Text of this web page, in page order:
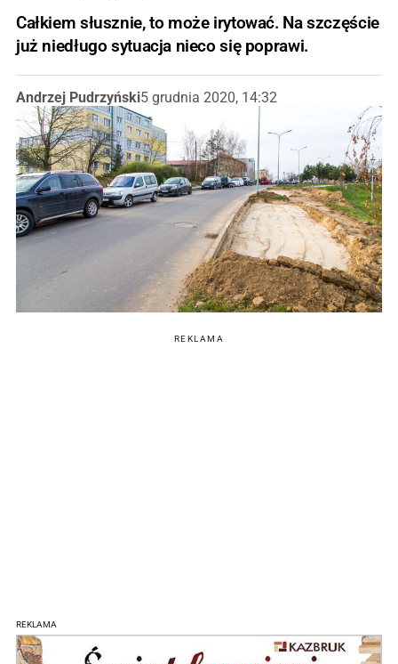
Całkiem słusznie, to może irytować. Na szczęście
już niedługo sytuacja nieco się poprawi.
Andrzej Pudrzyński5 grudnia 2020, 14:32
REKLAMA
REKLAMA